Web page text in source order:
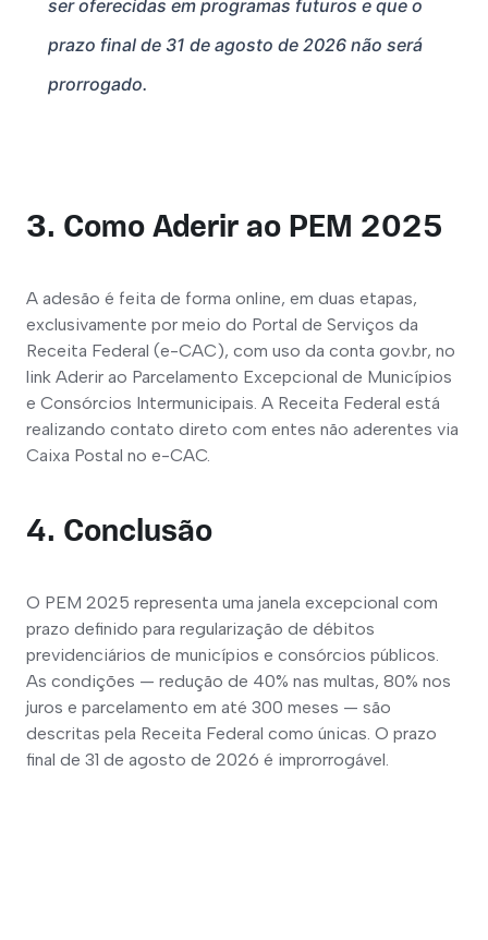
ser oferecidas em programas futuros e que o
prazo final de 31 de agosto de 2026 não será
prorrogado.
3. Como Aderir ao PEM 2025
A adesão é feita de forma online, em duas etapas,
exclusivamente por meio do Portal de Serviços da
Receita Federal (e-CAC), com uso da conta gov.br, no
link Aderir ao Parcelamento Excepcional de Municípios
e Consórcios Intermunicipais. A Receita Federal está
realizando contato direto com entes não aderentes via
Caixa Postal no e-CAC.
4. Conclusão
O PEM 2025 representa uma janela excepcional com
prazo definido para regularização de débitos
previdenciários de municípios e consórcios públicos.
As condições — redução de 40% nas multas, 80% nos
juros e parcelamento em até 300 meses — são
descritas pela Receita Federal como únicas. O prazo
final de 31 de agosto de 2026 é improrrogável.